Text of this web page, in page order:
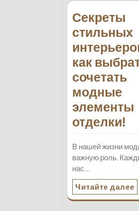
Секреты
стильных
как
сочетать
модные
элементы
отделки!
В нашей жизни
важную роль.
нас…
Читайте далее